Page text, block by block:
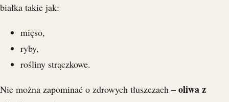
białka takie jak:
mięso,
ryby,
rośliny strączkowe.
Nie można zapominać o zdrowych tłuszczach – oliwa z